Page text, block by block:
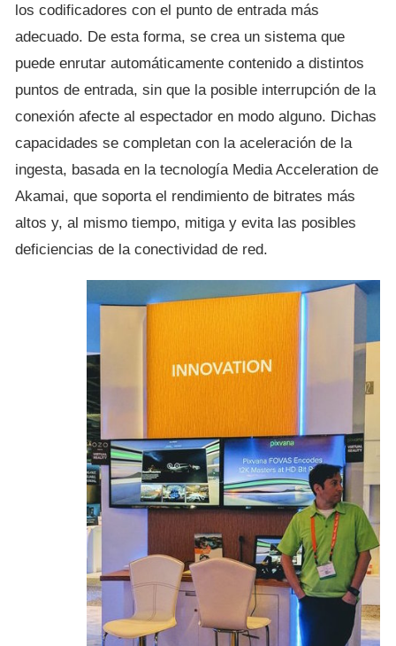
los codificadores con el punto de entrada más
adecuado. De esta forma, se crea un sistema que
puede enrutar automáticamente contenido a distintos
puntos de entrada, sin que la posible interrupción de la
conexión afecte al espectador en modo alguno. Dichas
capacidades se completan con la aceleración de la
ingesta, basada en la tecnología Media Acceleration de
Akamai, que soporta el rendimiento de bitrates más
altos y, al mismo tiempo, mitiga y evita las posibles
deficiencias de la conectividad de red.